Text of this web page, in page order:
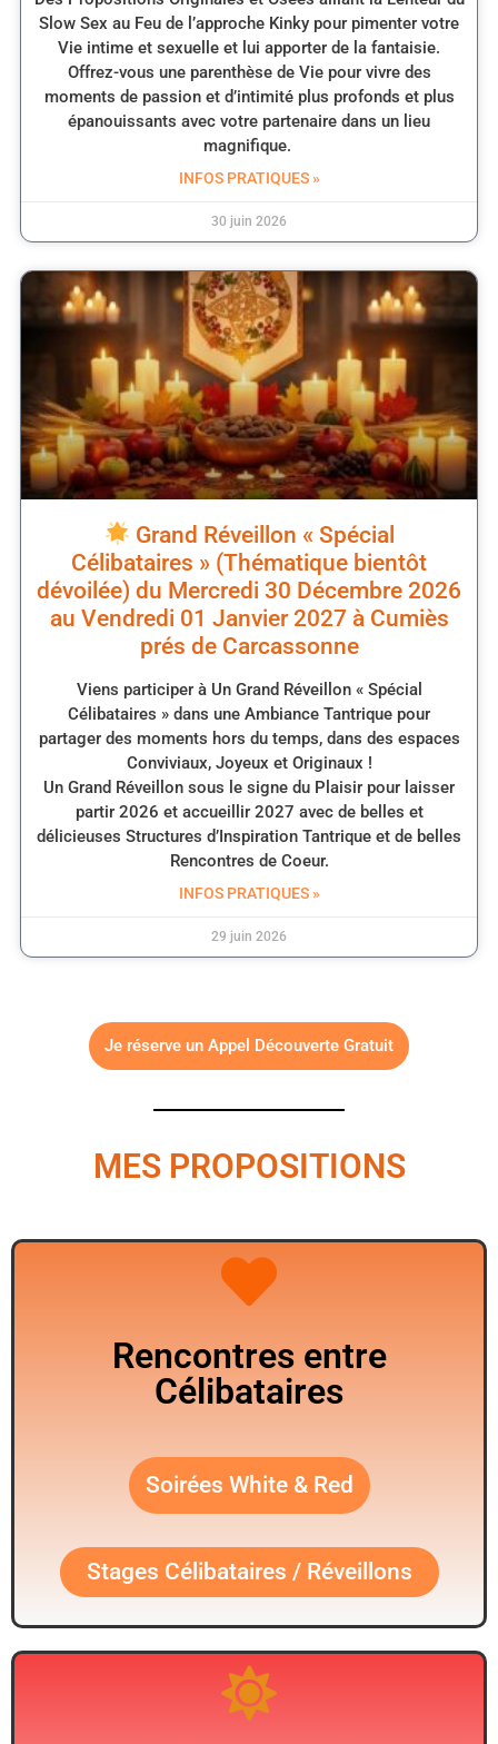
Slow Sex au Feu de l’approche Kinky pour pimenter votre
Vie intime et sexuelle et lui apporter de la fantaisie.
Offrez-vous une parenthèse de Vie pour vivre des
moments de passion et d’intimité plus profonds et plus
épanouissants avec votre partenaire dans un lieu
magnifique.
INFOS PRATIQUES »
30 juin 2026
Grand Réveillon « Spécial
Célibataires » (Thématique bientôt
dévoilée) du Mercredi 30 Décembre 2026
au Vendredi 01 Janvier 2027 à Cumiès
prés de Carcassonne
Viens participer à Un Grand Réveillon « Spécial
Célibataires » dans une Ambiance Tantrique pour
partager des moments hors du temps, dans des espaces
Conviviaux, Joyeux et Originaux !
Un Grand Réveillon sous le signe du Plaisir pour laisser
partir 2026 et accueillir 2027 avec de belles et
délicieuses Structures d’Inspiration Tantrique et de belles
Rencontres de Coeur.
INFOS PRATIQUES »
29 juin 2026
Je réserve un Appel Découverte Gratuit
MES PROPOSITIONS
Rencontres entre
Célibataires
Soirées White & Red
Stages Célibataires / Réveillons